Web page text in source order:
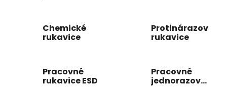
Chemické
rukavice
Protinárazové
rukavice
Pracovné
rukavice ESD
Pracovné
jednorazové